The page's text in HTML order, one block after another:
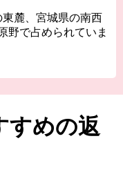
麓、宮城県の南西
野で占められていま
気の高いチーズ。
水』の美味しさか
すめの返